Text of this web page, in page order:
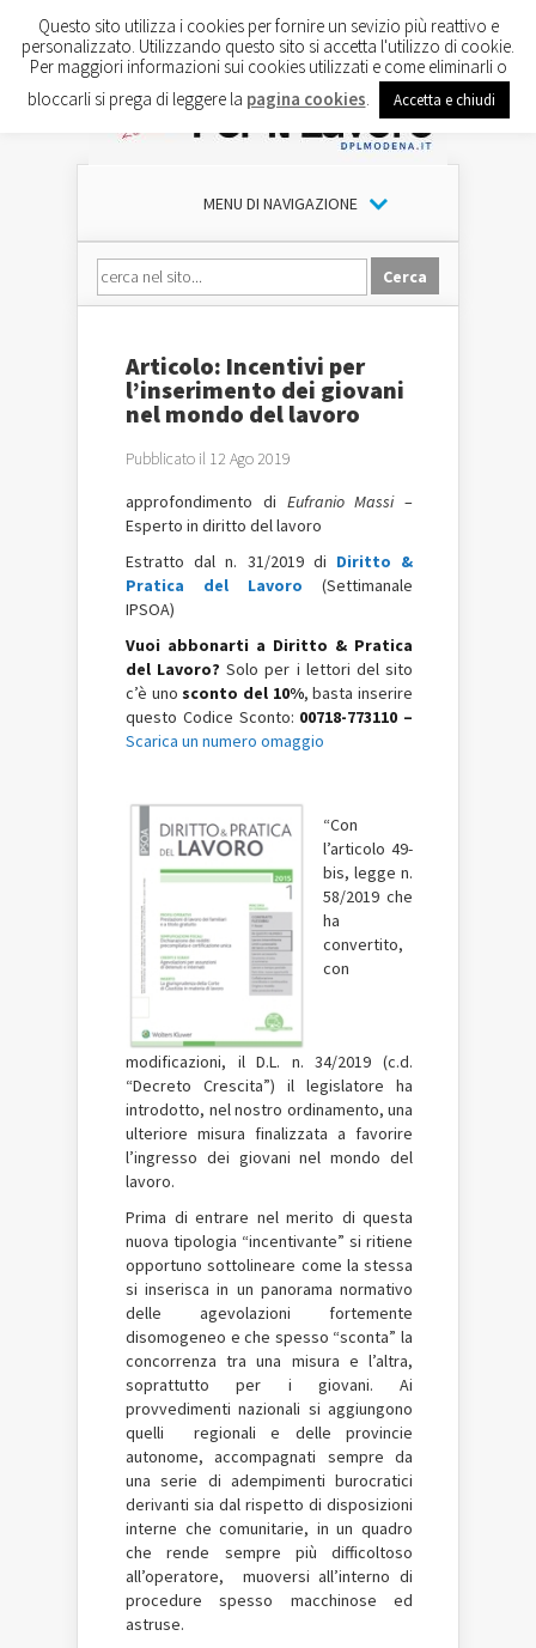
MENU DI NAVIGAZIONE
Articolo: Incentivi per
l’inserimento dei giovani
nel mondo del lavoro
Pubblicato il 12 Ago 2019
approfondimento di Eufranio Massi –
Esperto in diritto del lavoro
Estratto dal n. 31/2019 di Diritto &
Pratica del Lavoro (Settimanale
IPSOA)
Vuoi abbonarti a Diritto & Pratica
del Lavoro? Solo per i lettori del sito
c’è uno sconto del 10%, basta inserire
questo Codice Sconto: 00718-773110 –
Scarica un numero omaggio
“Con
l’articolo 49-
bis, legge n.
58/2019 che
ha
convertito,
con
modificazioni, il D.L. n. 34/2019 (c.d.
“Decreto Crescita”) il legislatore ha
introdotto, nel nostro ordinamento, una
ulteriore misura finalizzata a favorire
l’ingresso dei giovani nel mondo del
lavoro.
Prima di entrare nel merito di questa
nuova tipologia “incentivante” si ritiene
opportuno sottolineare come la stessa
si inserisca in un panorama normativo
delle agevolazioni fortemente
disomogeneo e che spesso “sconta” la
concorrenza tra una misura e l’altra,
soprattutto per i giovani. Ai
provvedimenti nazionali si aggiungono
quelli regionali e delle provincie
autonome, accompagnati sempre da
una serie di adempimenti burocratici
derivanti sia dal rispetto di disposizioni
interne che comunitarie, in un quadro
che rende sempre più difficoltoso
all’operatore, muoversi all’interno di
procedure spesso macchinose ed
astruse.
Questo sito utilizza i cookies per fornire un sevizio più reattivo e
personalizzato. Utilizzando questo sito si accetta l'utilizzo di cookie.
Per maggiori informazioni sui cookies utilizzati e come eliminarli o
bloccarli si prega di leggere la pagina cookies Accetta e chiudi